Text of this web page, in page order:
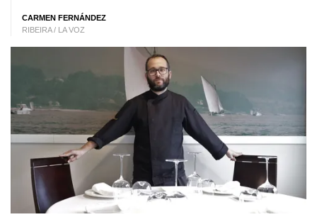
CARMEN FERNÁNDEZ
RIBEIRA / LA VOZ